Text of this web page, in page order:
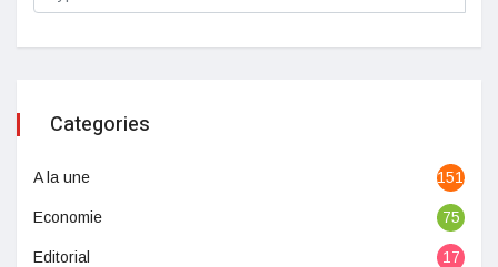
Categories
A la une 1513
Economie 75
Editorial 17